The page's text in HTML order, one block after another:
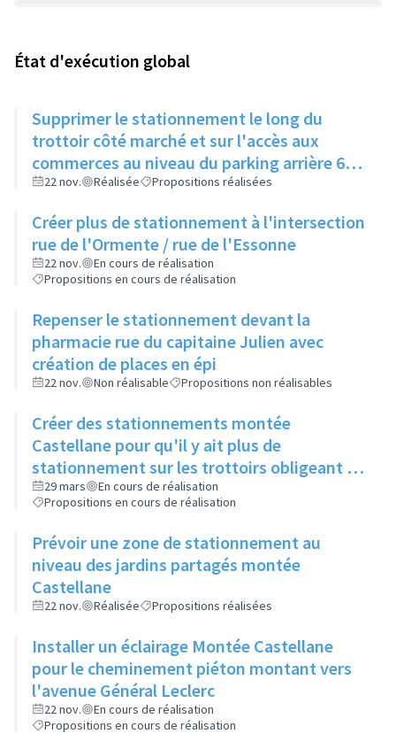
État d'exécution global
Supprimer le stationnement le long du
trottoir côté marché et sur l'accès aux
commerces au niveau du parking arrière 62
av de l'Europe. Faire un marquage trottoir et
22 nov. Réalisée Propositions réalisées
Créer plus de stationnement à l'intersection
rue de l'Ormente / rue de l'Essonne
22 nov.
En cours de réalisation
Propositions en cours de réalisation
Repenser le stationnement devant la
pharmacie rue du capitaine Julien avec
création de places en épi
22 nov. Non réalisable Propositions non réalisables
Créer des stationnements montée
Castellane pour qu'il y ait plus de
stationnement sur les trottoirs obligeant les
piétons à passer sur la route
29 mars
En cours de réalisation
Propositions en cours de réalisation
Prévoir une zone de stationnement au
niveau des jardins partagés montée
Castellane
22 nov. Réalisée Propositions réalisées
Installer un éclairage Montée Castellane
pour le cheminement piéton montant vers
l'avenue Général Leclerc
22 nov.
En cours de réalisation
Propositions en cours de réalisation